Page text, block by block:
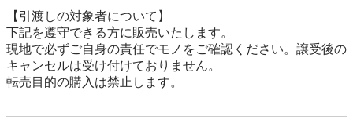
【引渡しの対象者について】
下記を遵守できる⽅に販売いたします。
現地で必ずご⾃⾝の責任でモノをご確認ください。譲受後の
キャンセルは受け付けておりません。
転売⽬的の購⼊は禁⽌します。